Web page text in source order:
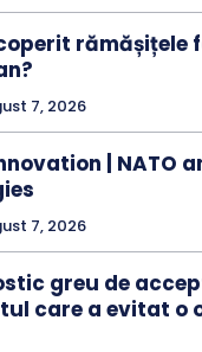
rămășițele
7, 2026
| NATO
7, 2026
greu de
care a evitat o